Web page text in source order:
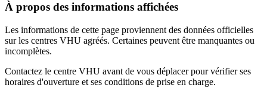
À propos des informations affichées
Les informations de cette page proviennent des données officielles
sur les centres VHU agréés. Certaines peuvent être manquantes ou
incomplètes.
Contactez le centre VHU avant de vous déplacer pour vérifier ses
horaires d'ouverture et ses conditions de prise en charge.